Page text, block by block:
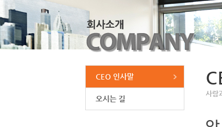
CEO 인사말
오시는 길
사람